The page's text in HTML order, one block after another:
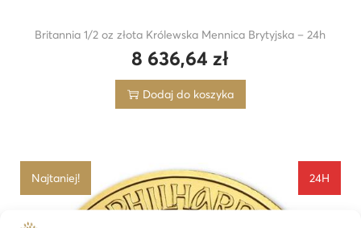
Britannia 1/2 oz złota Królewska Mennica Brytyjska – 24h
8 636,64zł
Dodaj do koszyka
24H
Najtaniej!